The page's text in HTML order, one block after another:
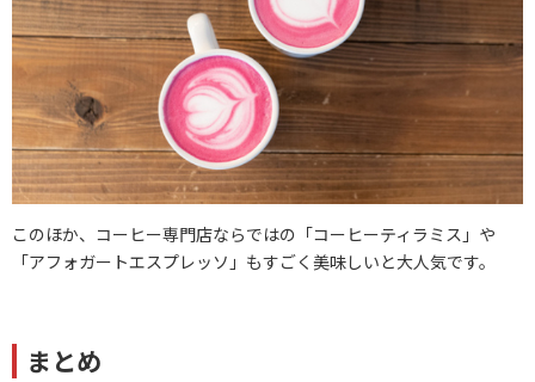
このほか、コーヒー専門店ならではの「コーヒーティラミス」や
「アフォガートエスプレッソ」もすごく美味しいと大人気です。
まとめ